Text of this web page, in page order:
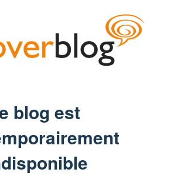
blog est